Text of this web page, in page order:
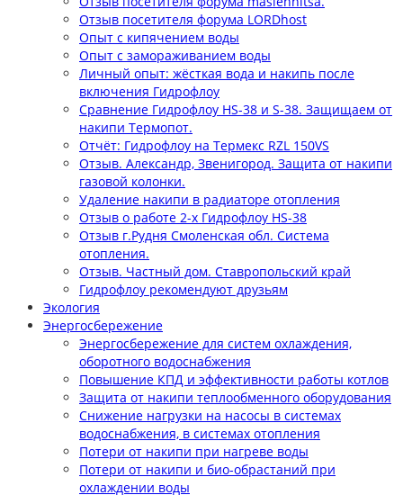
Отзыв посетителя форума LORDhost
Опыт с кипячением воды
Опыт с замораживанием воды
Личный опыт: жёсткая вода и накипь после
включения Гидрофлоу
Сравнение Гидрофлоу HS-38 и S-38. Защищаем от
накипи Термопот.
Отчёт: Гидрофлоу на Термекс RZL 150VS
Отзыв. Александр, Звенигород. Защита от накипи
газовой колонки.
Удаление накипи в радиаторе отопления
Отзыв о работе 2-х Гидрофлоу HS-38
Отзыв г.Рудня Смоленская обл. Система
отопления.
Отзыв. Частный дом. Ставропольский край
Гидрофлоу рекомендуют друзьям
Экология
Энергосбережение
Энергосбережение для систем охлаждения,
оборотного водоснабжения
Повышение КПД и эффективности работы котлов
Защита от накипи теплообменного оборудования
Снижение нагрузки на насосы в системах
водоснабжения, в системах отопления
Потери от накипи при нагреве воды
Потери от накипи и био-обрастаний при
охлаждении воды